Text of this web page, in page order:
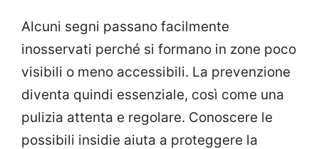
Alcuni segni passano facilmente
inosservati perché si formano in zone poco
visibili o meno accessibili. La prevenzione
diventa quindi essenziale, così come una
pulizia attenta e regolare. Conoscere le
possibili insidie aiuta a proteggere la